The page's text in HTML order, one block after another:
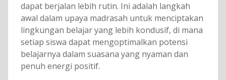
dapat berjalan lebih rutin. Ini adalah langkah
awal dalam upaya madrasah untuk menciptakan
lingkungan belajar yang lebih kondusif, di mana
setiap siswa dapat mengoptimalkan potensi
belajarnya dalam suasana yang nyaman dan
penuh energi positif.